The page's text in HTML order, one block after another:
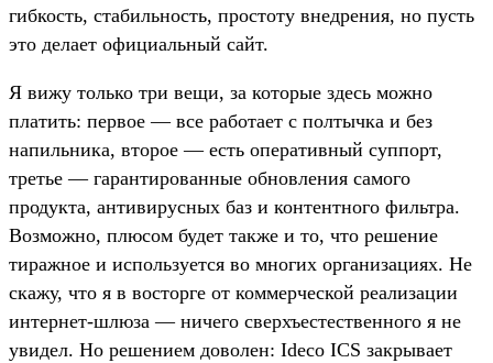
гибкость, стабильность, простоту внедрения, но пусть
это делает официальный сайт.
Я вижу только три вещи, за которые здесь можно
платить: первое — все работает с полтычка и без
напильника, второе — есть оперативный суппорт,
третье — гарантированные обновления самого
продукта, антивирусных баз и контентного фильтра.
Возможно, плюсом будет также и то, что решение
тиражное и используется во многих организациях. Не
скажу, что я в восторге от коммерческой реализации
интернет-шлюза — ничего сверхъестественного я не
увидел. Но решением доволен: Ideco ICS закрывает